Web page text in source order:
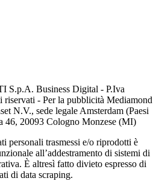
S.p.A. Business Digital - P.Iva
- Per la pubblicità Mediamond
N.V., sede legale Amsterdam (Paesi
46, 20093 Cologno Monzese (MI)
personali trasmessi e/o riprodotti è
all’addestramento di sistemi di
È altresì fatto divieto espresso di
di data scraping.